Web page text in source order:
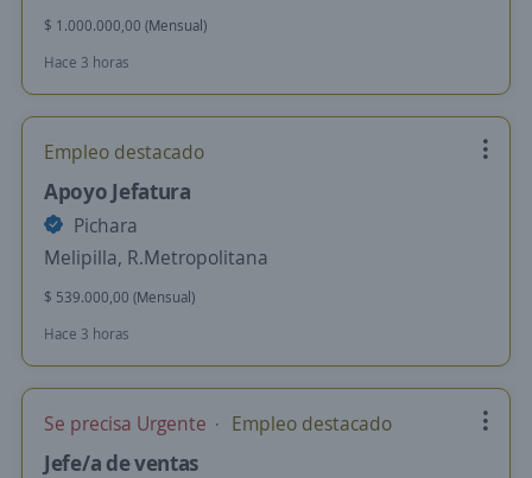
$ 1.000.000,00 (Mensual)
Hace 3 horas
Empleo destacado
Apoyo Jefatura
Pichara
Melipilla, R.Metropolitana
$ 539.000,00 (Mensual)
Hace 3 horas
Se precisa Urgente Empleo destacado
Jefe/a de ventas